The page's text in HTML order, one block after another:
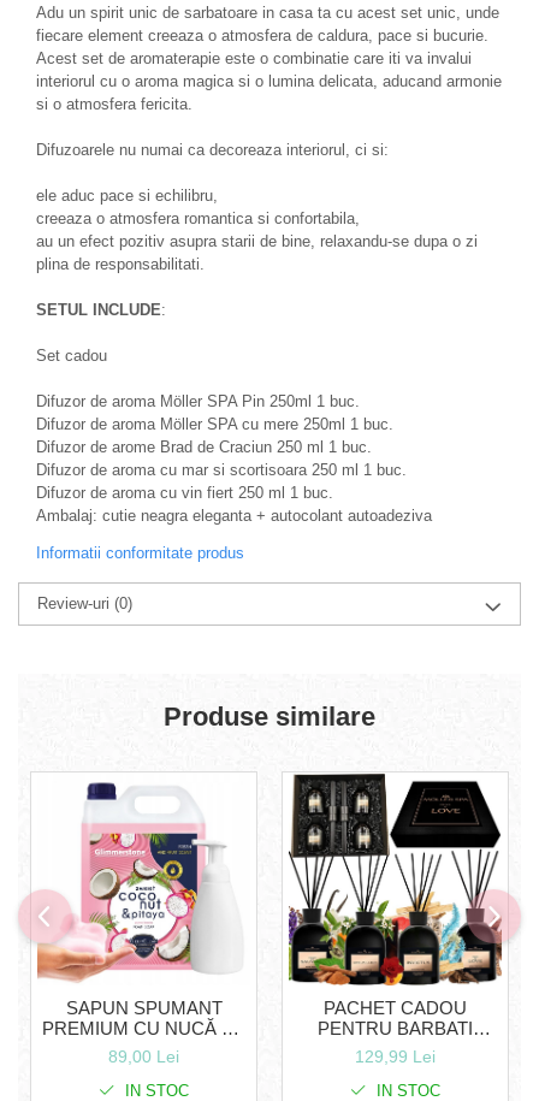
Adu un spirit unic de sarbatoare in casa ta cu acest set unic, unde
fiecare element creeaza o atmosfera de caldura, pace si bucurie.
Acest set de aromaterapie este o combinatie care iti va invalui
interiorul cu o aroma magica si o lumina delicata, aducand armonie
si o atmosfera fericita.
Difuzoarele nu numai ca decoreaza interiorul, ci si:
ele aduc pace si echilibru,
creeaza o atmosfera romantica si confortabila,
au un efect pozitiv asupra starii de bine, relaxandu-se dupa o zi
plina de responsabilitati.
SETUL INCLUDE:
Set cadou
Difuzor de aroma Möller SPA Pin 250ml 1 buc.
Difuzor de aroma Möller SPA cu mere 250ml 1 buc.
Difuzor de arome Brad de Craciun 250 ml 1 buc.
Difuzor de aroma cu mar si scortisoara 250 ml 1 buc.
Difuzor de aroma cu vin fiert 250 ml 1 buc.
Ambalaj: cutie neagra eleganta + autocolant autoadeziva
Informatii conformitate produs
Review-uri (0)
Produse similare
SAPUN SPUMANT
PREMIUM CU NUCĂ DE
COCOS ȘI PITAYA 5L +
DOZATOR DE
SPUMĂ+TRANSPORT
89,00 Lei
IN STOC
PACHET CADOU
PENTRU BARBATI
PREMIUM 4X250 ML
PARFUM CU
BETISOARE-Eleganță și
129,99 Lei
IN STOC